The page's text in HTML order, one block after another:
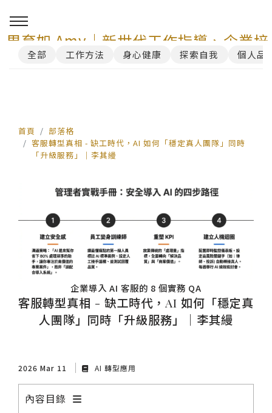
周育如 Amy｜新世代工作指導、企業培
訓與 AI 講師顧問服務
全部 工作方法 身心健康 探索自我 個人品
首頁
部落格
客服轉型真相 - 缺工時代，AI 如何「穩定真人團隊」同時
「升級服務」｜李其縵
企業導入 AI 客服的 8 個實務 QA
客服轉型真相 - 缺工時代，AI 如何「穩定真
人團隊」同時「升級服務」｜李其縵
2026 Mar 11 AI 轉型應用
內容目錄